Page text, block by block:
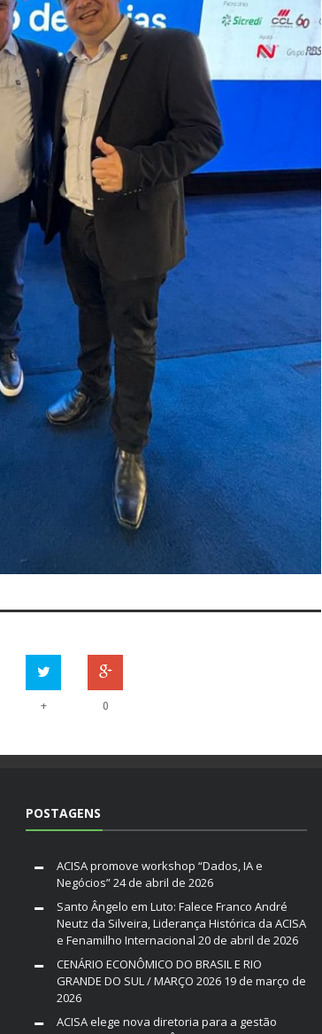
+ 0
POSTAGENS
ACISA promove workshop “Dados, IA e
Negócios”24 de abril de 2026
Santo Ângelo em Luto: Falece Franco André
Neutz da Silveira, Liderança Histórica da ACISA
e Fenamilho Internacional 20 de abril de 2026
CENÁRIO ECONÔMICO DO BRASIL E RIO
GRANDE DO SUL / MARÇO 2026 19 de março de
2026
ACISA elege nova diretoria para a gestão